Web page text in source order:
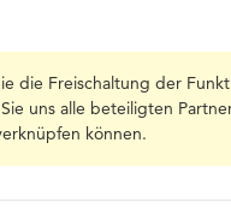
die Freischaltung der
uns alle beteiligten
können.